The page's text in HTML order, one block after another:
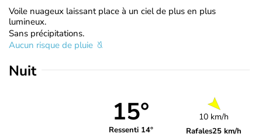
Voile nuageux laissant place à un ciel de plus en plus
lumineux.
Sans précipitations.
Aucun risque de pluie
Nuit
15°
Ressenti 14°
10 km/h
Rafales25 km/h